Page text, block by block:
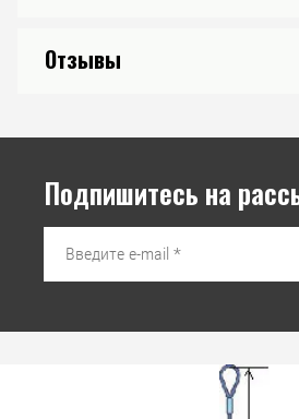
Отзывы
Подпишитесь на